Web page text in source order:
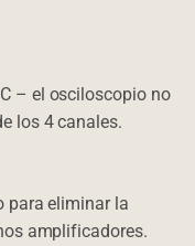
– el osciloscopio no
los 4 canales.
para eliminar la
amplificadores.